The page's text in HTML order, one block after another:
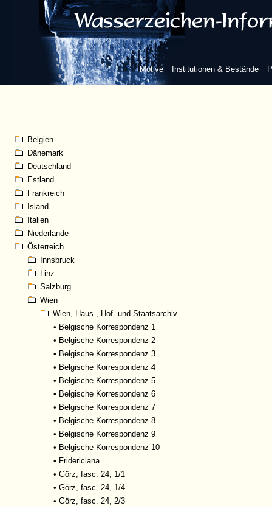
Motive Institutionen & Bestände
Belgien
Dänemark
Deutschland
Estland
Frankreich
Island
Italien
Niederlande
Österreich
Innsbruck
Linz
Salzburg
Wien
Wien, Haus-, Hof- und Staatsarchiv
• Belgische Korrespondenz 1
• Belgische Korrespondenz 2
• Belgische Korrespondenz 3
• Belgische Korrespondenz 4
• Belgische Korrespondenz 5
• Belgische Korrespondenz 6
• Belgische Korrespondenz 7
• Belgische Korrespondenz 8
• Belgische Korrespondenz 9
• Belgische Korrespondenz 10
• Fridericiana
• Görz, fasc. 24, 1/1
• Görz, fasc. 24, 1/4
• Görz, fasc. 24, 2/3